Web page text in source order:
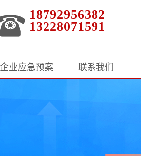
18792956382
13228071591
企业应急预案 联系我们